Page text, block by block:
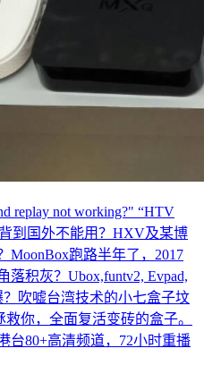
replay not working?" “HTV
到国外不能用？HXV及某博
MoonBox跑路半年了，2017
积灰？Ubox,funtv2, Evpad,
吹嘘台湾技术的小七盒子坟
你，全面复活变砖的盒子。
台80+高清频道，72小时重播